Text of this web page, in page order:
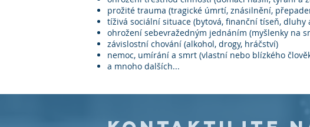
prožité trauma (tragické úmrtí, znásilnění,
tíživá sociální situace (bytová, finanční tíseň, dluhy
ohrožení sebevražedným jednáním (myšlenky na
závislostní chování (alkohol, drogy, hráčství)
nemoc, umírání a smrt (vlastní nebo blízkého
a mnoho dalších...